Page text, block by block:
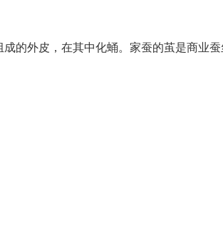
的外皮，在其中化蛹。家蚕的茧是商业